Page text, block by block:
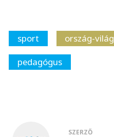
sport ország-világ
pedagógus
SZERZŐ